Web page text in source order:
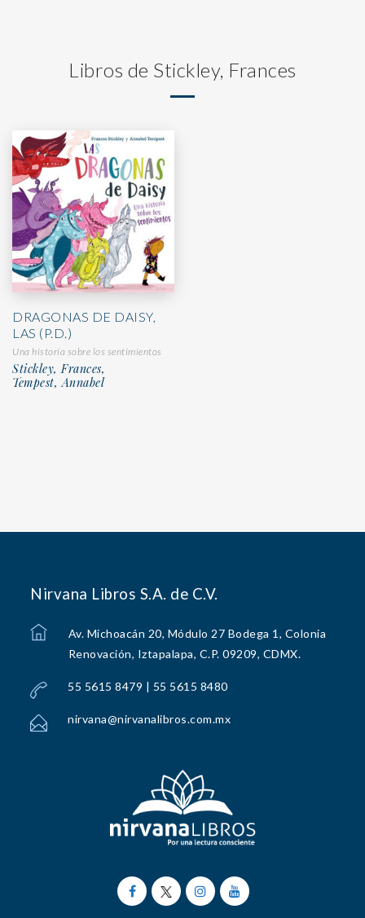
Libros de Stickley, Frances
DRAGONAS DE DAISY,
LAS (P.D.)
Una historia sobre los sentimientos
Stickley, Frances,
Tempest, Annabel
Nirvana Libros S.A. de C.V.
Av. Michoacán 20, Módulo 27 Bodega 1, Colonia
Renovación, Iztapalapa, C.P. 09209, CDMX.
55 5615 8479 | 55 5615 8480
nirvana@nirvanalibros.com.mx